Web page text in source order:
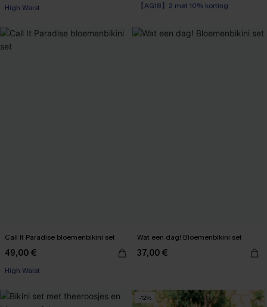
High Waist
High Waist
Call It Paradise bloemenbikini set
49,00 €
High Waist
Wat een dag! Bloemenbikini set
37,00 €
-12%